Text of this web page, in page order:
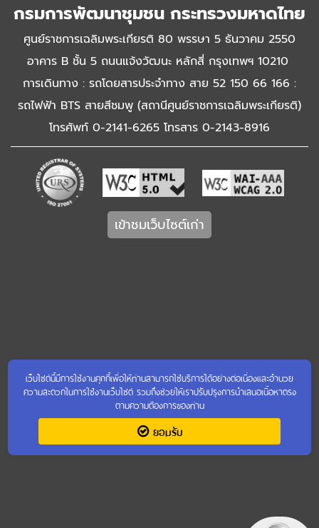
กรมการพัฒนาชุมชน กระทรวงมหาดไทย
ศูนย์ราชการเฉลิมพระเกียรติ 80 พรรษา 5 ธันวาคม 2550
อาคาร B ชั้น 5 ถนนแจ้งวัฒนะ หลักสี่ กรุงเทพฯ 10210
การเดินทาง : รถโดยสารประจำทาง สาย 52 150 66 166 :
รถไฟฟ้า BTS สายสีชมพู (สถานีศูนย์ราชการเฉลิมพระเกียรติ)
โทรศัพท์ 0-2141-6265 โทรสาร 0-2143-8916
เข้าชมเว็บไซต์เก่า
เว็บไซต์นี้มีการใช้งานคุกกี้เพื่อให้ท่านสามารถใช้บริการได้อย่างต่อเนื่องและอำนวย
ความสะดวกในการใช้งานเว็บไซต์ รวมถึงช่วยให้เราปรับปรุงการนำเสนอเนื้อหาตรง
ตามความต้องการของท่าน
ยอมรับ